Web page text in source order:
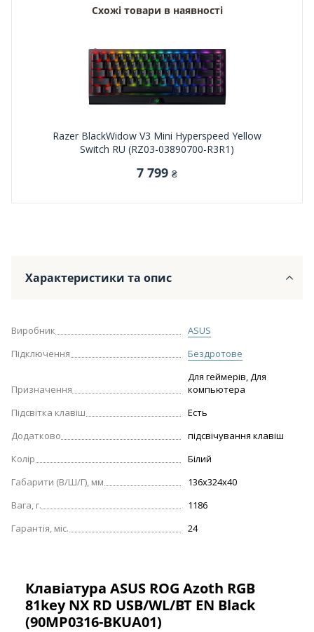
Схожі товари в наявності
Razer BlackWidow V3 Mini Hyperspeed Yellow
Switch RU (RZ03-03890700-R3R1)
7 799 ₴
Характеристики та опис
Виробник
ASUS
Підключення
Бездротове
Призначення
Для геймерів, Для
компьютера
Підсвітка клавіш
Есть
Додатково
підсвічування клавіш
Колір
Білий
Габарити (В/Ш/Г), мм
136х324х40
Вага, г.
1186
Гарантія, міс.
24
Клавіатура ASUS ROG Azoth RGB
81key NX RD USB/WL/BT EN Black
(90MP0316-BKUA01)